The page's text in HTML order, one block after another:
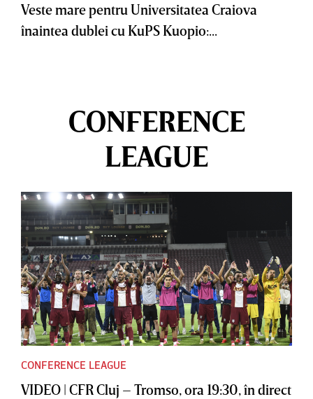
Veste mare pentru Universitatea Craiova
înaintea dublei cu KuPS Kuopio:...
CONFERENCE
LEAGUE
CONFERENCE LEAGUE
VIDEO | CFR Cluj – Tromso, ora 19:30, în direct